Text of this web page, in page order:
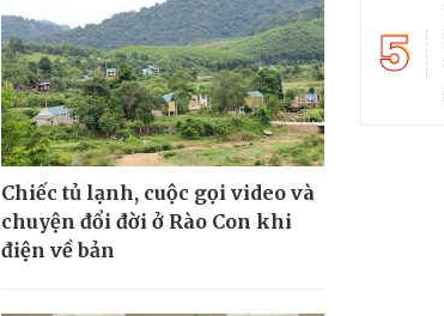
Chiếc tủ lạnh, cuộc gọi video và
chuyện đổi đời ở Rào Con khi
điện về bản
5